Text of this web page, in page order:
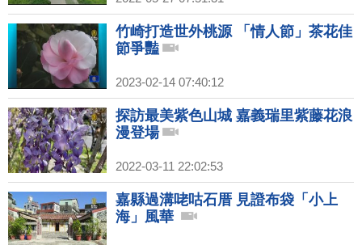
竹崎打造世外桃源 「情人節」茶花佳
節爭豔
2023-02-14 07:40:12
探訪最美紫色山城 嘉義瑞里紫藤花浪
漫登場
2022-03-11 22:02:53
嘉縣過溝咾咕石厝 見證布袋「小上
海」風華